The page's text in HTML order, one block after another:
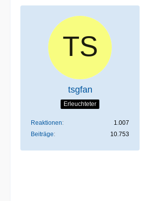
tsgfan
Erleuchteter
Reaktionen
1.007
Beiträge
10.753